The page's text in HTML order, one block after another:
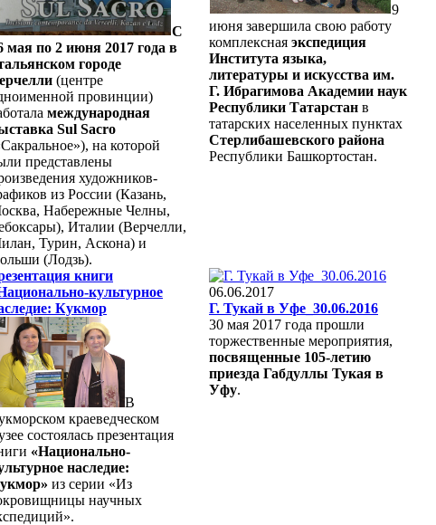
С
мая по 2 июня 2017 года в
городе
(центре
провинции)
международная
Sul Sacro
на которой
представлены
художников-
из России (Казань,
Набережные Челны,
Италии (Верчелли,
Турин, Аскона) и
(Лодзь).
9
июня завершила свою работу
комплексная экспедиция
Института языка,
литературы и искусства им.
Г. Ибрагимова Академии наук
Республики Татарстан в
татарских населенных пунктах
Стерлибашевского района
Республики Башкортостан.
книги
культурное
Кукмор
В
краеведческом
состоялась презентация
«Национально-
наследие:
из серии «Из
научных
06.06.2017
Г. Тукай в Уфе_30.06.2016
30 мая 2017 года прошли
торжественные мероприятия,
посвященные 105-летию
приезда Габдуллы Тукая в
Уфу.